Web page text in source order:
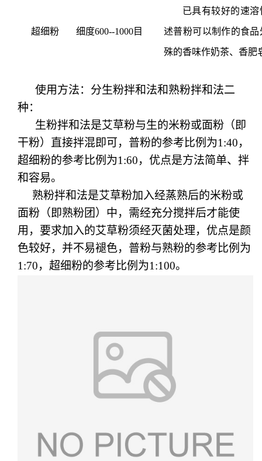
超细粉 细度600--1000目
已具有较好的速
述普粉可以制作的食
殊的香味作奶茶、香肥
使用方法：分生粉拌和法和熟粉拌和法二
种：
生粉拌和法是艾草粉与生的米粉或面粉（即
干粉）直接拌混即可，普粉的参考比例为1:40，
超细粉的参考比例为1:60，优点是方法简单、拌
和容易。
熟粉拌和法是艾草粉加入经蒸熟后的米粉或
面粉（即熟粉团）中，需经充分搅拌后才能使
用，要求加入的艾草粉须经灭菌处理，优点是颜
色较好，并不易褪色，普粉与熟粉的参考比例为
1:70，超细粉的参考比例为1:100。